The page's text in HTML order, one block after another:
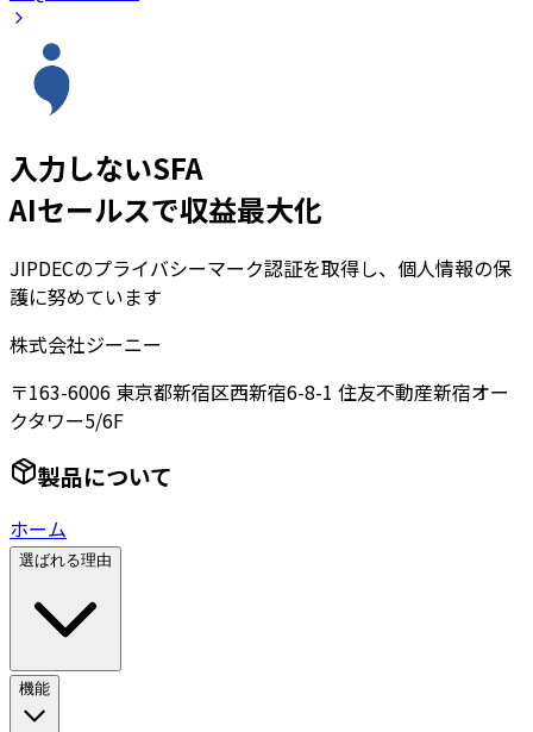
入力しないSFA
AIセールスで収益最大化
JIPDECのプライバシーマーク認証を取得し、個人情報の保
護に努めています
株式会社ジーニー
〒163-6006 東京都新宿区西新宿6-8-1 住友不動産新宿オー
クタワー5/6F
製品について
ホーム
選ばれる理由
機能